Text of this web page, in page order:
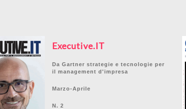
Executive.IT
Da Gartner strategie e tecnologie per
il management d'impresa
Marzo-Aprile
N. 2